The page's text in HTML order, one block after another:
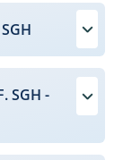
SGH -